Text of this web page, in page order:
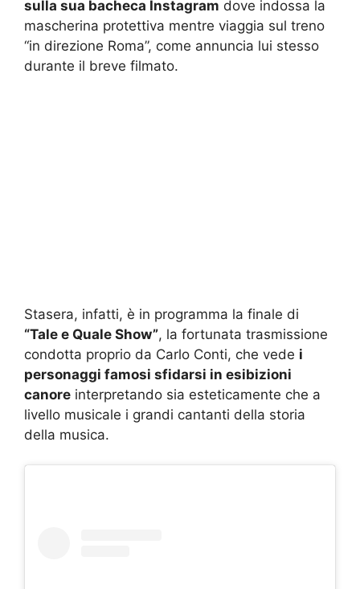
sulla sua bacheca Instagram dove indossa la
mascherina protettiva mentre viaggia sul treno
“in direzione Roma”, come annuncia lui stesso
durante il breve filmato.
Stasera, infatti, è in programma la finale di
“Tale e Quale Show”, la fortunata trasmissione
condotta proprio da Carlo Conti, che vede i
personaggi famosi sfidarsi in esibizioni
canore interpretando sia esteticamente che a
livello musicale i grandi cantanti della storia
della musica.